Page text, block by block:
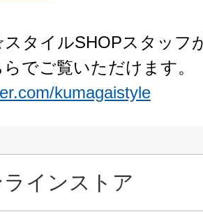
インストア
タイルSHOPスタッフ
でご覧いただけます。
kumagaistyle